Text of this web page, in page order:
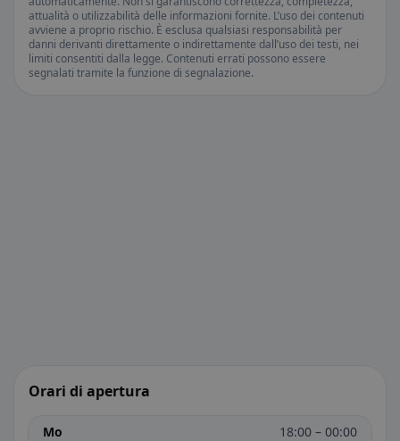
attualità o utilizzabilità delle informazioni fornite. L’uso dei contenuti
avviene a proprio rischio. È esclusa qualsiasi responsabilità per
danni derivanti direttamente o indirettamente dall’uso dei testi, nei
limiti consentiti dalla legge. Contenuti errati possono essere
segnalati tramite la funzione di segnalazione.
Orari di apertura
Mo
18:00 – 00:00